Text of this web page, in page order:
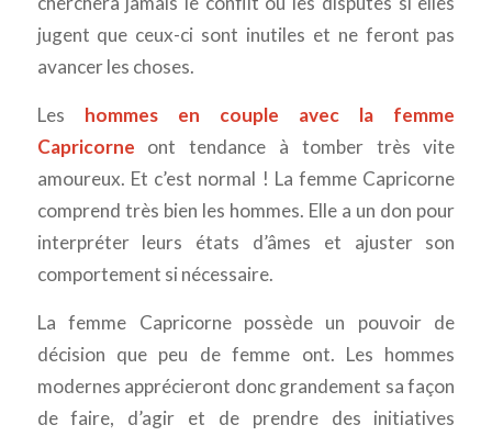
jugent que ceux-ci sont inutiles et ne feront pas
avancer les choses.
Les hommes en couple avec la femme
Capricorne ont tendance à tomber très vite
amoureux. Et c’est normal ! La femme Capricorne
comprend très bien les hommes. Elle a un don pour
interpréter leurs états d’âmes et ajuster son
comportement si nécessaire.
La femme Capricorne possède un pouvoir de
décision que peu de femme ont. Les hommes
modernes apprécieront donc grandement sa façon
de faire, d’agir et de prendre des initiatives